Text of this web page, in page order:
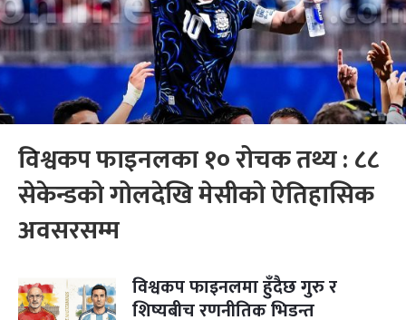
विश्वकप फाइनलका १० रोचक तथ्य : ८८
सेकेन्डको गोलदेखि मेसीको ऐतिहासिक
अवसरसम्म
विश्वकप फाइनलमा हुँदैछ गुरु र
शिष्यबीच रणनीतिक भिडन्त